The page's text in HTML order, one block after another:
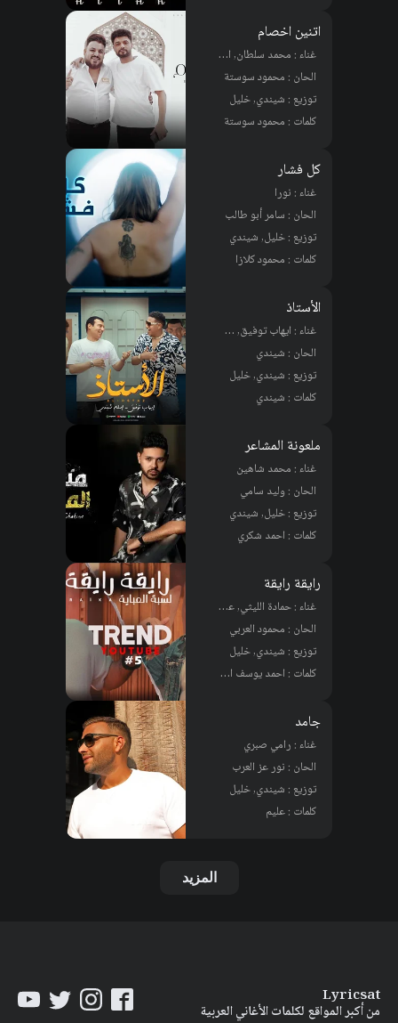
اتنين اخصام
غناء : محمد سلطان, احمد عامر
الحان : محمود سوستة
توزيع : شيندي, خليل
كلمات : محمود سوستة
كل فشار
غناء : نورا
الحان : سامر أبو طالب
توزيع : خليل, شيندي
كلمات : محمود كلازا
الأستاذ
غناء : ايهاب توفيق, شيندي
الحان : شيندي
توزيع : شيندي, خليل
كلمات : شيندي
ملعونة المشاعر
غناء : محمد شاهين
الحان : وليد سامي
توزيع : خليل, شيندي
كلمات : احمد شكري
رايقة رايقة
غناء : حمادة الليثي, عمرو سلامة
الحان : محمود العربي
توزيع : شيندي, خليل
كلمات : احمد يوسف الجوكر, محمود العربي
جامد
غناء : رامي صبري
الحان : نور عز العرب
توزيع : شيندي, خليل
كلمات : عليم
المزيد
Lyricsat
من أكبر المواقع لكلمات الأغاني العربية